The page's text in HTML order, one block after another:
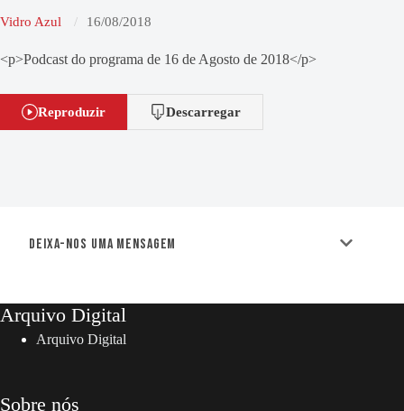
Vidro Azul 16/08/2018
<p>Podcast do programa de 16 de Agosto de 2018</p>
Reproduzir Descarregar
Deixa-nos uma mensagem
Arquivo Digital
Arquivo Digital
Sobre nós